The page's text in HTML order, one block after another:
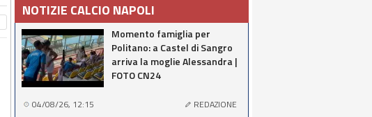
NOTIZIE CALCIO NAPOLI
Momento famiglia per
Politano: a Castel di Sangro
arriva la moglie Alessandra |
FOTO CN24
04/08/26, 12:15 REDAZIONE